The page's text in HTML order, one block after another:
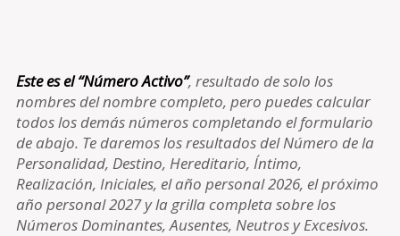
Este es el “Número Activo”, resultado de solo los
nombres del nombre completo, pero puedes calcular
todos los demás números completando el formulario
de abajo. Te daremos los resultados del Número de la
Personalidad, Destino, Hereditario, Íntimo,
Realización, Iniciales, el año personal 2026, el próximo
año personal 2027 y la grilla completa sobre los
Números Dominantes, Ausentes, Neutros y Excesivos.